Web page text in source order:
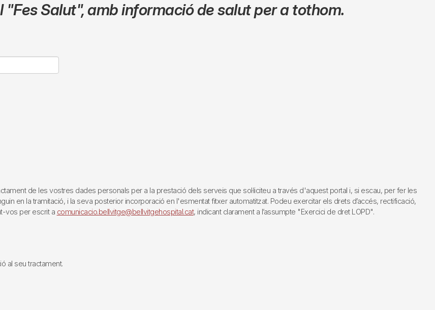
"Fes Salut",amb informació de salut per a tothom.
de les vostres dades personals per a la prestació dels serveis que sol·liciteu a través d'aquest portal i, si escau, per fer les
en la tramitació, i la seva posterior incorporació en l'esmentat fitxer automatitzat. Podeu exercitar els drets d’accés, rectificació,
vos per escrit a comunicacio.bellvitge@bellvitgehospital.cat, indicant clarament a l’assumpte "Exercici de dret LOPD".
al seu tractament.